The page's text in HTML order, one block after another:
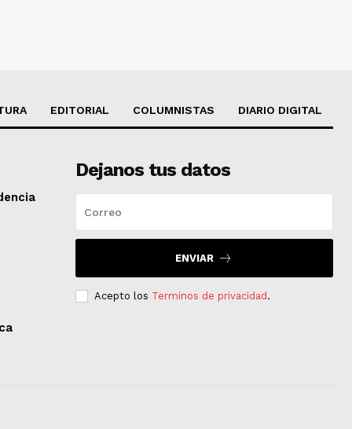
EDITORIAL COLUMNISTAS DIARIO DIGITAL
Dejanos tus datos
ENVIAR
Acepto los Terminos de privacidad .